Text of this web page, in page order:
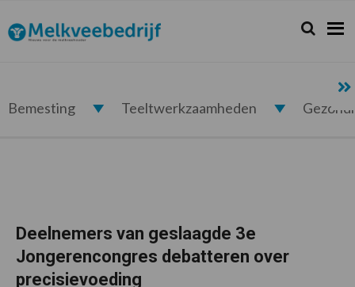
de
hoofdnavigatie
de
hoofd
de
eerste
de
voettekst
Melkveebedrijf.nl Zoeken...
Zoek
Bemesting Teeltwerkzaamheden
Deelnemers van geslaagde 3e
Jongerencongres debatteren over
precisievoeding